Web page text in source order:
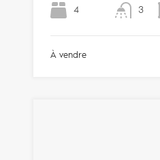
4 3
À vendre